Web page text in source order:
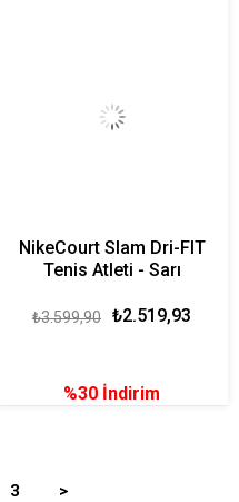
NikeCourt Slam Dri-FIT
Tenis Atleti - Sarı
₺2.519,93
₺3.599,90
%30 İndirim
3 >